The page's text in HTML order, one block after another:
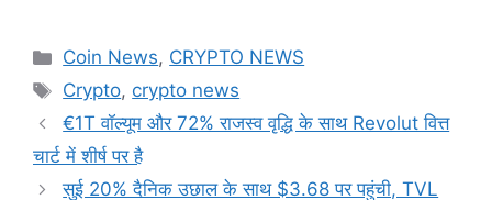
Categories
Coin News, CRYPTO NEWS
Tags
Crypto, crypto news
€1T वॉल्यूम और 72% राजस्व वृद्धि के साथ Revolut वित्त
चार्ट में शीर्ष पर है
सुई 20% दैनिक उछाल के साथ $3.68 पर पहुंची, TVL